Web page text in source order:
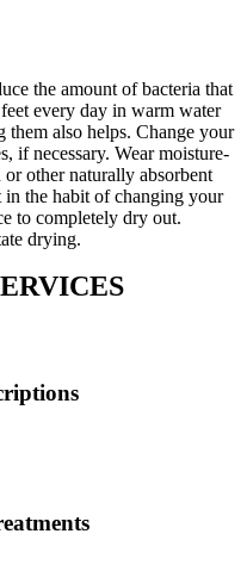
the amount of bacteria that
every day in warm water
also helps. Change your
if necessary. Wear moisture-
other naturally absorbent
the habit of changing your
to completely dry out.
drying.